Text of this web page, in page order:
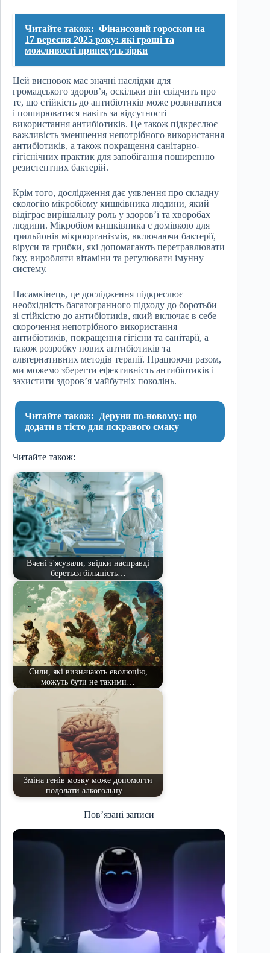
Читайте також: Фінансовий гороскоп на
17 вересня 2025 року: які гроші та
можливості принесуть зірки
Цей висновок має значні наслідки для
громадського здоров’я, оскільки він свідчить про
те, що стійкість до антибіотиків може розвиватися
і поширюватися навіть за відсутності
використання антибіотиків. Це також підкреслює
важливість зменшення непотрібного використання
антибіотиків, а також покращення санітарно-
гігієнічних практик для запобігання поширенню
резистентних бактерій.
Крім того, дослідження дає уявлення про складну
екологію мікробіому кишківника людини, який
відіграє вирішальну роль у здоров’ї та хворобах
людини. Мікробіом кишківника є домівкою для
трильйонів мікроорганізмів, включаючи бактерії,
віруси та грибки, які допомагають перетравлювати
їжу, виробляти вітаміни та регулювати імунну
систему.
Насамкінець, це дослідження підкреслює
необхідність багатогранного підходу до боротьби
зі стійкістю до антибіотиків, який включає в себе
скорочення непотрібного використання
антибіотиків, покращення гігієни та санітарії, а
також розробку нових антибіотиків та
альтернативних методів терапії. Працюючи разом,
ми можемо зберегти ефективність антибіотиків і
захистити здоров’я майбутніх поколінь.
Читайте також:
Деруни по-новому: що
додати в тісто для яскравого смаку
Читайте також:
Вчені з'ясували, звідки насправді
береться більшість…
Сили, які визначають еволюцію,
можуть бути не такими…
Зміна генів мозку може допомогти
подолати алкогольну…
Пов’язані записи